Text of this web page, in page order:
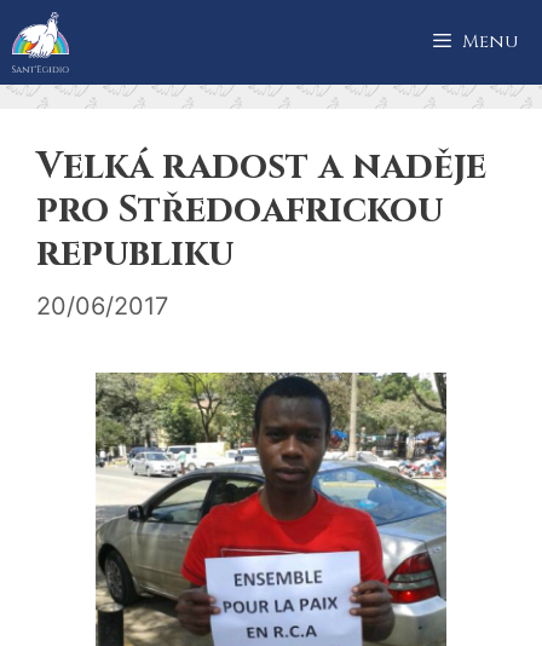
Přeskočit
na
obsah
Menu
Velká radost a naděje
pro Středoafrickou
republiku
20/06/2017